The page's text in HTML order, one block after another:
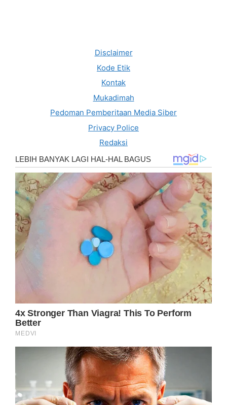
Disclaimer
Kode Etik
Kontak
Mukadimah
Pedoman Pemberitaan Media Siber
Privacy Police
Redaksi